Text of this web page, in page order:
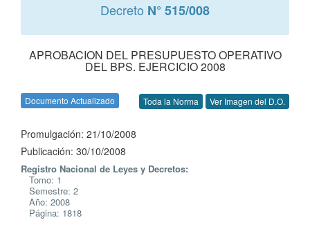
Decreto N° 515/008
APROBACION DEL PRESUPUESTO OPERATIVO
DEL BPS. EJERCICIO 2008
Documento Actualizado Toda la Norma Ver Imagen del D.O.
Promulgación: 21/10/2008
Publicación: 30/10/2008
Registro Nacional de Leyes y Decretos:
Tomo: 1
Semestre: 2
Año: 2008
Página: 1818